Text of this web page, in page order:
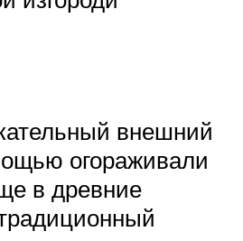
внешний
огораживали
в древние